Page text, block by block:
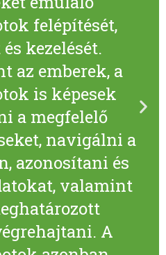
felépítését,
kezelését.
az emberek, a
is képesek
a megfelelő
navigálni a
azonosítani és
valamint
A